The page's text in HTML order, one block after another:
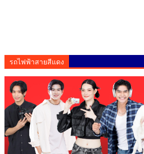
รถไฟฟ้าสายสีแดง